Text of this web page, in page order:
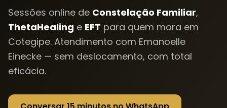
Sessões online de Constelação Familiar,
ThetaHealing e EFT para quem mora em
Cotegipe. Atendimento com Emanoelle
Einecke — sem deslocamento, com total
eficácia.